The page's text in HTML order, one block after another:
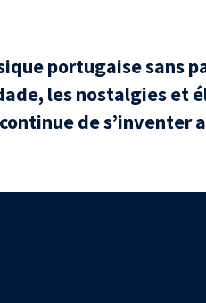
portugaise sans
les nostalgies et
de s’inventer